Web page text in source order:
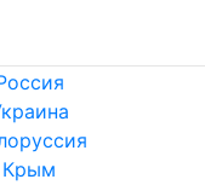
Крым